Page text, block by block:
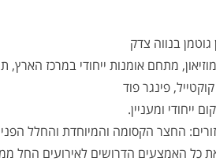
גוטמן בנווה צדק
מתחם אומנות ייחודי במרכז הארץ,
פינגר פוד
ייחודי ומעניין.
כל האמצעים הדרושים לאירועים החל